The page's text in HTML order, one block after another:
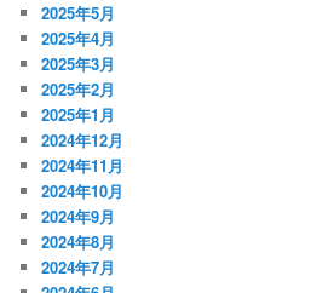
2025年5月
2025年4月
2025年3月
2025年2月
2025年1月
2024年12月
2024年11月
2024年10月
2024年9月
2024年8月
2024年7月